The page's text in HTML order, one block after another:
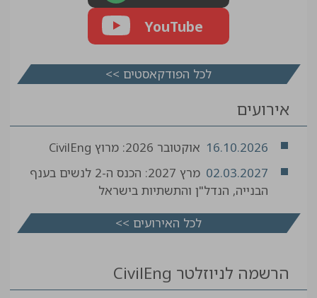
YouTube
לכל הפודקאסטים >>
אירועים
16.10.2026 אוקטובר 2026: מרוץ CivilEng
02.03.2027
מרץ 2027: הכנס ה-2 לנשים בענף
הבנייה, הנדל"ן והתשתיות בישראל
לכל האירועים >>
הרשמה לניוזלטר CivilEng